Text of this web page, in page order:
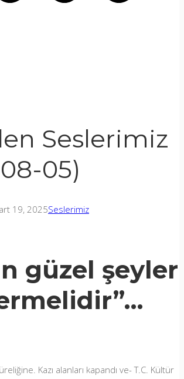
Seslerimiz
05)
19, 2025Seslerimiz
güzel şeyler
Kazı alanları kapandı ve- T.C. Kültür